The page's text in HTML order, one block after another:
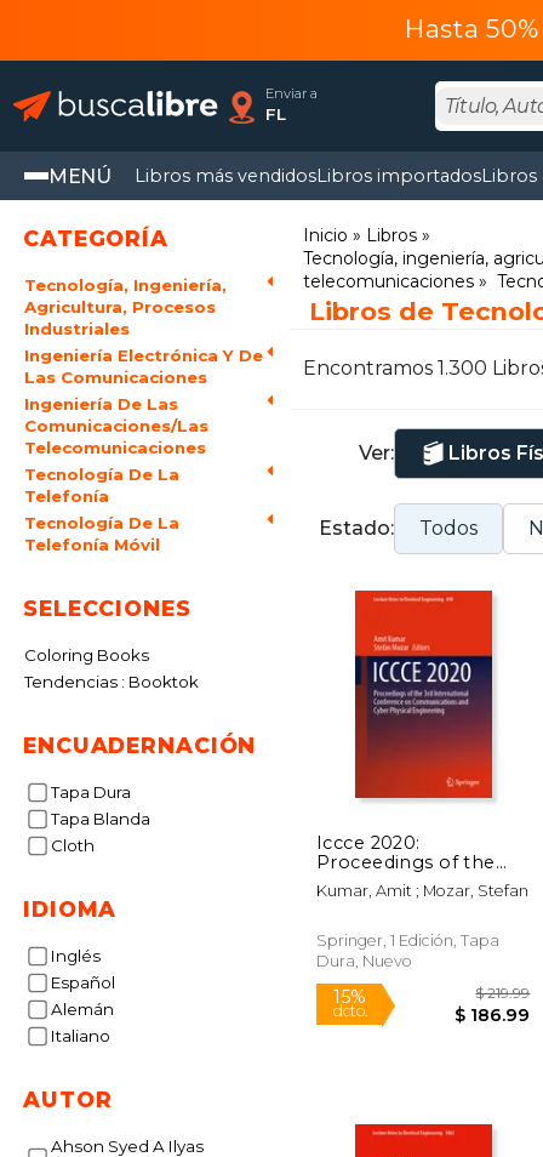
Hasta
Enviar a
FL
MENÚ Libros más vendidosLibros importadosLibros
CATEGORÍA
Tecnología, Ingeniería,
Agricultura, Procesos
Industriales
Ingeniería Electrónica Y De
Las Comunicaciones
Ingeniería De Las
Comunicaciones/Las
Telecomunicaciones
Tecnología De La
Telefonía
Tecnología De La
Telefonía Móvil
SELECCIONES
Coloring Books
Tendencias : Booktok
ENCUADERNACIÓN
Tapa Dura
Tapa Blanda
Cloth
IDIOMA
Inglés
Español
Alemán
Italiano
AUTOR
Ahson Syed A Ilyas
Inicio
Libros
Tecnología, ingeniería,
telecomunicaciones
Libros de
Encontramos 1.300
Ver: Libros
Estado: Todos
Iccce 2020:
Proceedings of the
3rd International
Conference on
Cyber Physical
Engineering (en
Kumar, Amit ; Mozar, Stefan
Springer, 1 Edición, Tapa
Dura, Nuevo
dcto.